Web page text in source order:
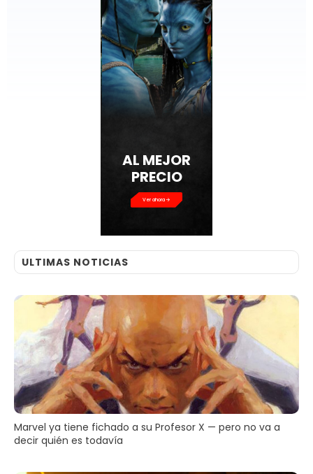
AL MEJOR
PRECIO
Ver ahora
ULTIMAS NOTICIAS
Marvel ya tiene fichado a su Profesor X — pero no va a
decir quién es todavía